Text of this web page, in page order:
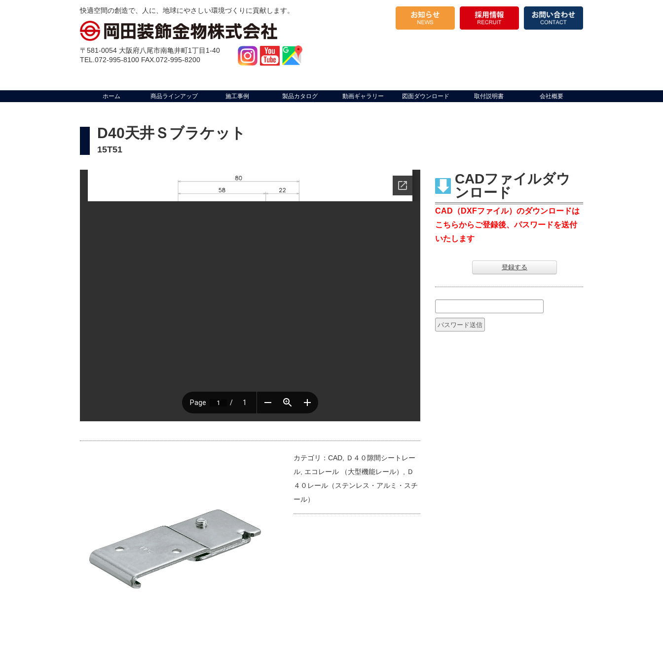
快適空間の創造で、人に、地球にやさしい環境づくりに貢献します。
〒581-0054 大阪府八尾市南亀井町1丁目1-40
TEL.072-995-8100 FAX.072-995-8200
ホーム 商品ラインアップ 施工事例 製品カタログ 動画ギャラリー 図面ダウンロード 取付説明書 会社概要
D40天井Ｓブラケット
15T51
カテゴリ： CAD,
Ｄ４０隙間シートレー
ル, エコレール （大型機能レール）
Ｄ
４０レール（ステンレス・アルミ・スチ
ール）
CADファイルダウ
ンロード
CAD（DXFファイル）のダウンロードは
こちらからご登録後、パスワードを送付
いたします
登録する